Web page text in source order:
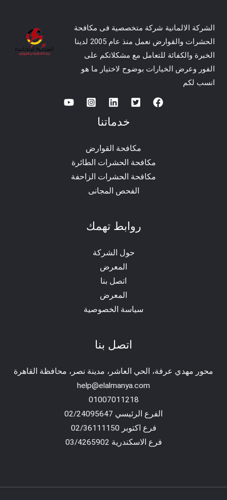
الشركة الالمانية شركة متخصصية فى مكافحة
الحشرات والقوارض نعمل منذ عام 2005 لدينا
الخبرة والكفائة للتعامل مع مشكلاتكم على
الفور وعرض الخيارات بوضوح لاختيار ما هو
انسب لكم
خدماتنا
مكافحة القوارض
مكافحة الحشرات الطائرة
مكافحة الحشرات الزاحفة
الفحص المجانى
روابط تهمك
حول الشركة
المعرض
اتصل بنا
المعرض
سياسة الخصوصية
اتصل بنا
محور مهدي عرفة، الحي العاشر، مدينة نصر، محافظة القاهرة‬
help@elalmanya.com
01007011218
الفرع الرئيسي 02/24095647
فرع اكتوبر 02/36111150
فرع الاسكندرية 03/4265902